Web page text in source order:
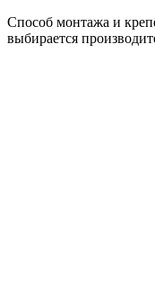
Способ монтажа и
выбирается